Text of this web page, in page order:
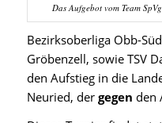
Das Aufgebot vom Team
Bezirksoberliga Obb-
Gröbenzell, sowie TSV
den Aufstieg in die
Neuried, der gegen den